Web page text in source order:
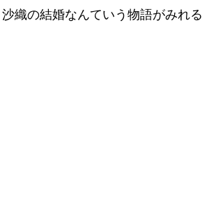
織の結婚なんていう物語がみれる